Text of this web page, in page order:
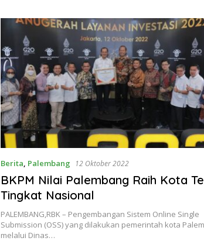
Berita, Palembang 12 Oktober 2022
BKPM Nilai Palembang Raih Kota Terbaik
Tingkat Nasional
PALEMBANG,RBK – Pengembangan Sistem Online Single
Submission (OSS) yang dilakukan pemerintah kota
melalui Dinas…